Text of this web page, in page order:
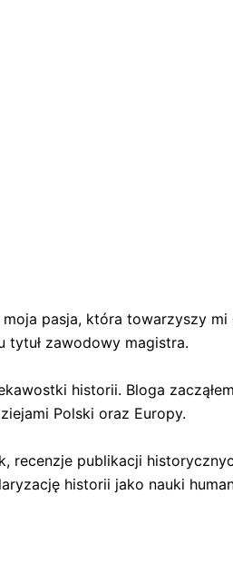
pasja, która towarzyszy
tytuł zawodowy magistra.
historii. Bloga
Polski oraz Europy.
recenzje publikacji
historii jako nauki